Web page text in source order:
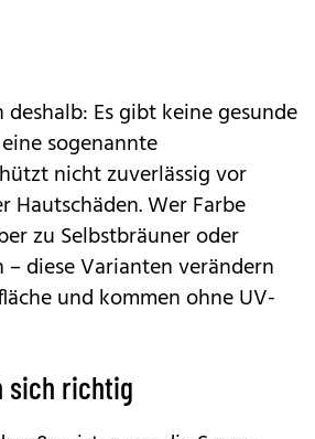
Es gibt keine gesunde
sogenannte
nicht zuverlässig vor
Hautschäden. Wer Farbe
zu Selbstbräuneroder
– diese Varianten verändern
und kommen ohne UV-
sich richtig